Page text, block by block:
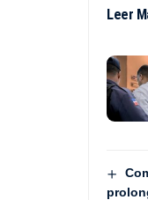
Leer